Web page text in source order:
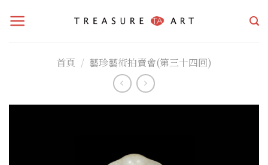
首頁 / 藝珍藝術拍賣會(第三十四回)